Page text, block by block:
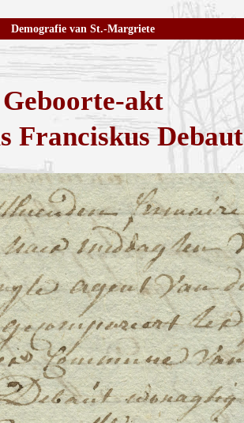
Demografie van St.-Margriete
Geboorte-akt
Franciskus Debaut